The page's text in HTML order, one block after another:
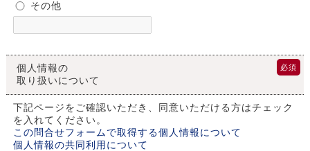
その他
個人情報の
取り扱いについて
必須
下記ページをご確認いただき、同意いただける方はチェック
を入れてください。
この問合せフォームで取得する個人情報について
個人情報の共同利用について